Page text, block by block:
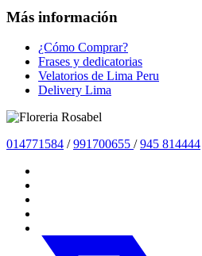
Más información
¿Cómo Comprar?
Frases y dedicatorias
Velatorios de Lima Peru
Delivery Lima
014771584 /991700655 /945 814444